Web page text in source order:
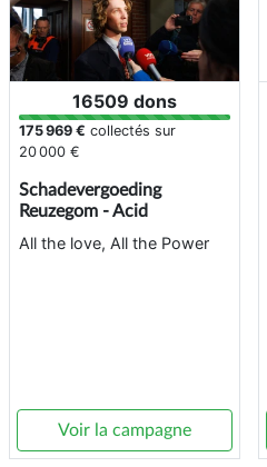
16509 dons
175 969 € collectés sur
20 000 €
Schadevergoeding
Reuzegom - Acid
All the love, All the Power
Voir la campagne